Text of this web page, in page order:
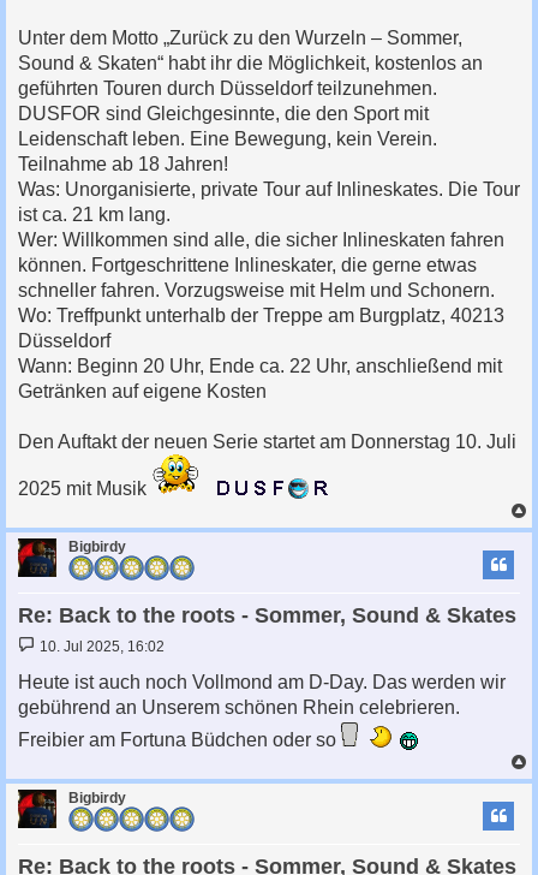
Unter dem Motto „Zurück zu den Wurzeln – Sommer,
Sound & Skaten“ habt ihr die Möglichkeit, kostenlos an
geführten Touren durch Düsseldorf teilzunehmen.
DUSFOR sind Gleichgesinnte, die den Sport mit
Leidenschaft leben. Eine Bewegung, kein Verein.
Teilnahme ab 18 Jahren!
Was: Unorganisierte, private Tour auf Inlineskates. Die Tour
ist ca. 21 km lang.
Wer: Willkommen sind alle, die sicher Inlineskaten fahren
können. Fortgeschrittene Inlineskater, die gerne etwas
schneller fahren. Vorzugsweise mit Helm und Schonern.
Wo: Treffpunkt unterhalb der Treppe am Burgplatz, 40213
Düsseldorf
Wann: Beginn 20 Uhr, Ende ca. 22 Uhr, anschließend mit
Getränken auf eigene Kosten
Den Auftakt der neuen Serie startet am Donnerstag 10. Juli
2025 mit Musik
a
Bigbirdy
Re: Back to the roots - Sommer, Sound & Skates
B
i
t
r
g
10. Jul 2025, 16:02
Heute ist auch noch Vollmond am D-Day. Das werden wir
gebührend an Unserem schönen Rhein celebrieren.
Freibier am Fortuna Büdchen oder so
a
Bigbirdy
Re: Back to the roots - Sommer, Sound & Skates